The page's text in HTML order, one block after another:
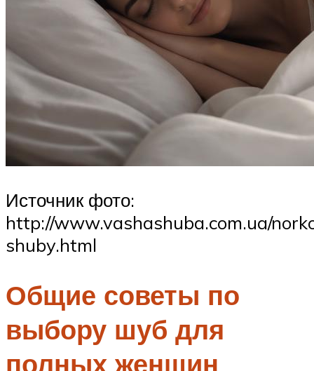
Источник фото:
http://www.vashashuba.com.ua/
shuby.html
Общие советы по
выбору шуб для
полных женщин